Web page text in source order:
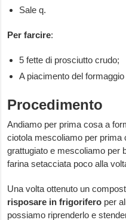
Sale q.
Per farcire:
5 fette di prosciutto crudo;
A piacimento del
Procedimento
Andiamo per prima cosa a
ciotola mescoliamo per prima
grattugiato e mescoliamo per
farina setacciata poco alla
Una volta ottenuto un
risposare in frigorifero per
possiamo riprenderlo e